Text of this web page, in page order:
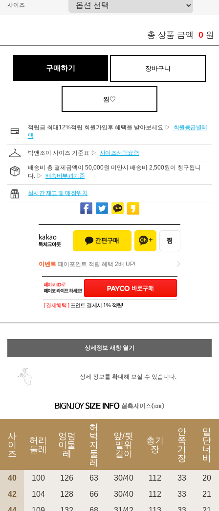
사이즈
총 상품 금액 0 원
구매하기 장바구니
찜♡
적립금 최대12%적립 회원가입후 혜택을 받아보세요 ▷
회원등급별혜
택
빅앤조이 사이즈 기준표 ▷ 사이즈선택요령
배송비 총 결제금액이 50,000원 미만시 배송비 2,500원이 청구됩니
다. ▷ 배송비부과기준
실시간 재고 및 매장위치
이벤트 페이포인트 적립 혜택 2배 UP!
이벤트페이포인트 적립 혜택 2배 UP!
[ 결제혜택 ] 포인트 결제시 1% 적립!
상세정보 새창 열기
상세 정보를 확대해 보실 수 있습니다.
사
이
즈
허리
둘레
엉덩
이둘
레
허
벅
지
둘
레
앞/뒷
밑위
길이
총기
장
안
쪽
기
장
밑
단
너
비
40 100 126 63 30/40 112 33
20
42
104 128 66 30/40 112 33
21